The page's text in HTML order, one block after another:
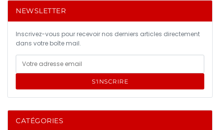
NEWSLETTER
Inscrivez-vous pour recevoir nos derniers articles directement
dans votre boîte mail.
S'INSCRIRE
CATÉGORIES